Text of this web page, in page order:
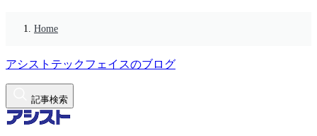
Home
アシストテックフェイスのブログ
記事検索